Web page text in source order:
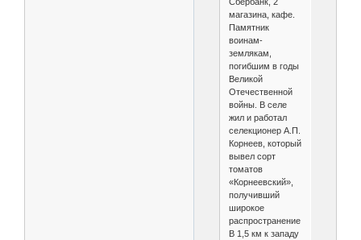
магазина, кафе.
Памятник
воинам-
землякам,
погибшим в годы
Великой
Отечественной
войны. В селе
жил и работал
селекционер А.П.
Корнеев, который
вывел сорт
томатов
«Корнеевский»,
получивший
широкое
распространение.
В 1,5 км к западу